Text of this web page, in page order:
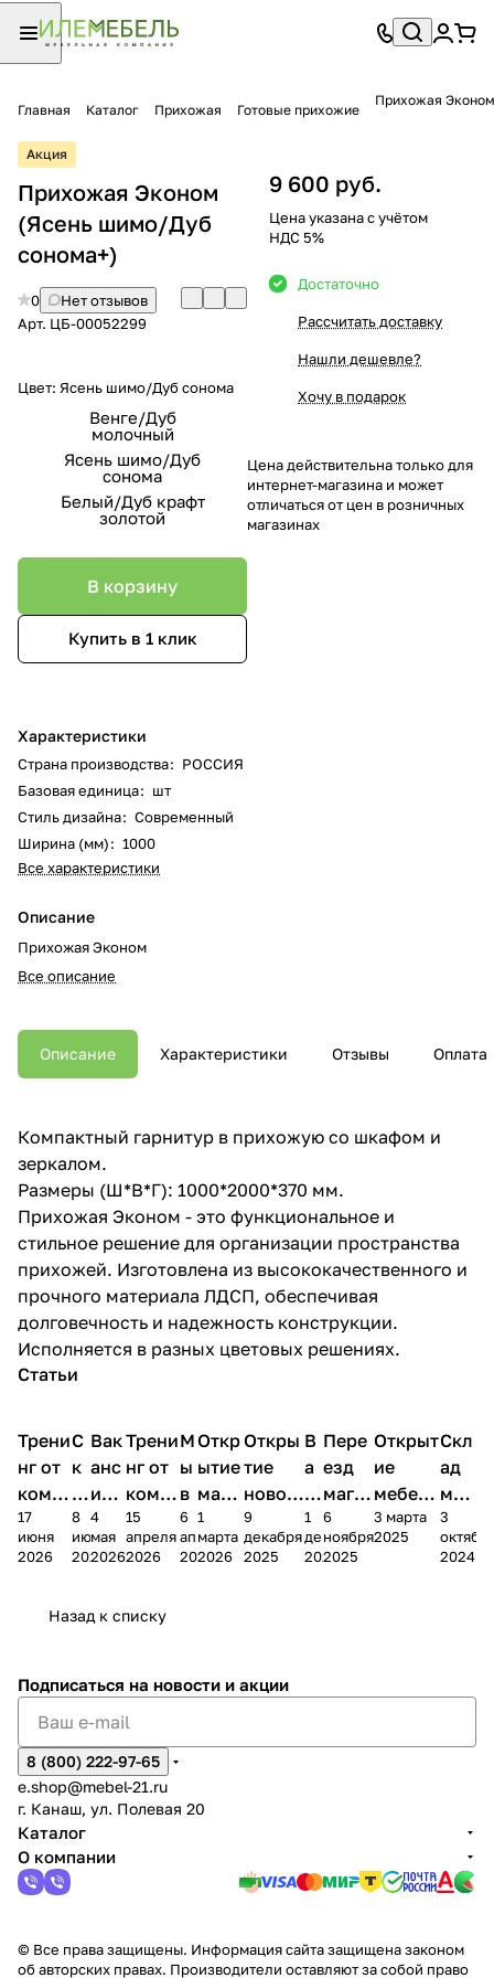
Главная Каталог Прихожая Готовые прихожие
Прихожая Эконом
Акция
Прихожая Эконом
(Ясень шимо/Дуб
сонома+)
0
Нет отзывов
Арт. ЦБ-00052299
Цвет: Ясень шимо/Дуб сонома
Венге/Дуб
молочный
Ясень шимо/Дуб
сонома
Белый/Дуб крафт
золотой
В корзину
Купить в 1 клик
Характеристики
Страна производства: РОССИЯ
Базовая единица: шт
Стиль дизайна: Современный
Ширина (мм): 1000
Все характеристики
Описание
Прихожая Эконом
Все описание
9 600 руб.
Цена указана с учётом
НДС 5%
Достаточно
Рассчитать доставку
Нашли дешевле?
Хочу в подарок
Цена действительна только для
интернет-магазина и может
отличаться от цен в розничных
магазинах
Описание Характеристики Отзывы Оплата
Компактный гарнитур в прихожую со шкафом и
зеркалом.
Размеры (Ш*В*Г): 1000*2000*370 мм.
Прихожая Эконом - это функциональное и
стильное решение для организации пространства
прихожей. Изготовлена из высококачественного и
прочного материала ЛДСП, обеспечивая
долговечность и надежность конструкции.
Исполняется в разных цветовых решениях.
Статьи
Трени
нг от
комп
ании
Мело
17
июня
2026
С
к
и
д
к
2
8
июня
2026
Вак
анс
ия в
Чеб
окс
4
мая
2026
Трени
нг от
комп
ании
Мело
15
апреля
2026
М
ы
в
М
А
6
апреля
2026
Откр
ытие
мага
зина
в
1
марта
2026
Откры
тие
новог
о
магаз
9
декабря
2025
В
а
к
а
н
1
декабря
2025
Пере
езд
магаз
ина в
г.
6
ноября
2025
Открыт
ие
мебель
ного
салона
3 марта
2025
Скл
ад
меб
ели
пер
3
2024
Назад к списку
Подписаться на новости и акции
8 (800) 222-97-65
e.shop@mebel-21.ru
г. Канаш, ул. Полевая 20
Каталог
О компании
© Все права защищены. Информация сайта защищена законом
об авторских правах. Производители оставляют за собой право